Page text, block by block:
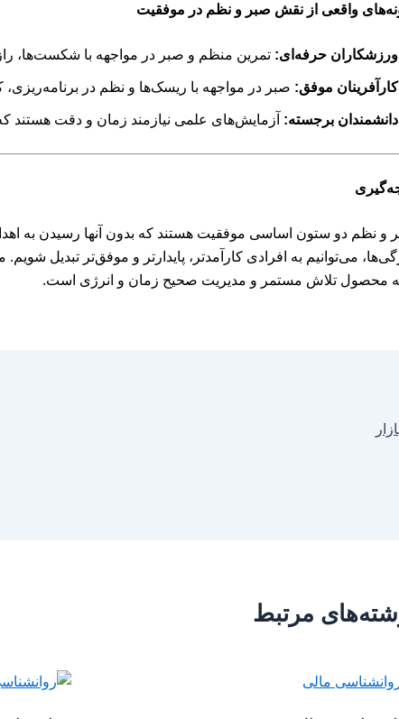
واقعی از نقش صبر و نظم در موفقیت
ورزشکاران حرفه‌ای: تمرین منظم و صبر در مواجهه با شکست‌ها،
کارآفرینان موفق: صبر در مواجهه با ریسک‌ها و نظم در برنامه‌ریزی،
دانشمندان برجسته: آزمایش‌های علمی نیازمند زمان و دقت هستند
و نظم دو ستون اساسی موفقیت هستند که بدون آنها رسیدن به
می‌توانیم به افرادی کارآمدتر، پایدارتر و موفق‌تر تبدیل
محصول تلاش مستمر و مدیریت صحیح زمان و انرژی است.
مرتبط